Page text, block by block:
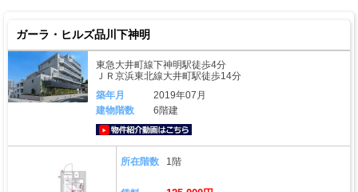
ガーラ・ヒルズ品川下神明
東急大井町線下神明駅徒歩4分
ＪＲ京浜東北線大井町駅徒歩14分
築年月
2019年07月
建物階数
6階建
所在階数 1階